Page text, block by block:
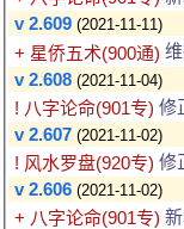
v 2.609 (2021-11-11)
+ 星侨五术(900通)
v 2.608 (2021-11-04)
! 八字论命(901专) 修
v 2.607 (2021-11-02)
! 风水罗盘(920专) 修
v 2.606 (2021-11-02)
+ 八字论命(901专)